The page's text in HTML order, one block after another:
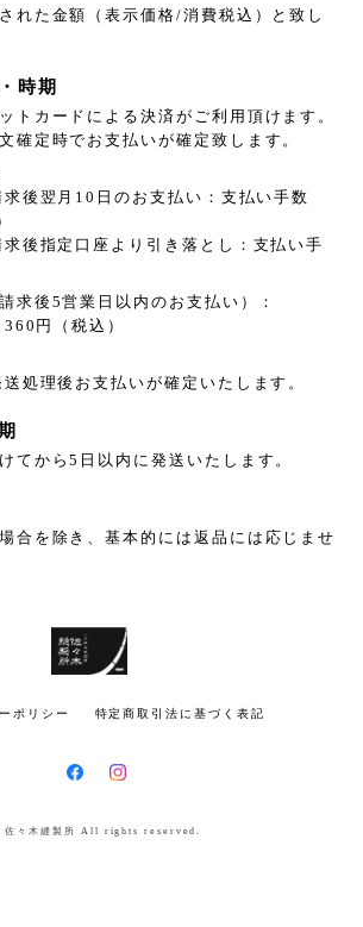
れた金額（表示価格/消費税込）と致し
時期
トカードによる決済がご利用頂けます。
確定時でお支払いが確定致します。
求後翌月10日のお支払い：支払い手数
求後指定口座より引き落とし：支払い手
求後5営業日以内のお支払い）：
円（税込）
処理後お支払いが確定いたします。
てから5日以内に発送いたします。
合を除き、基本的には返品には応じませ
ポリシー 特定商取引法に基づく表記
佐々木縫製所 All rights reserved.